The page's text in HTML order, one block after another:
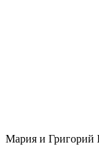
Мария и Григорий